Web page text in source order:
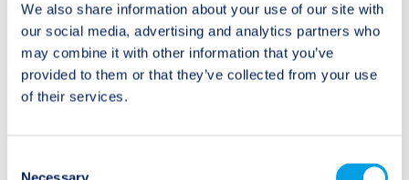
We also share information about your use of our site with
our social media, advertising and analytics partners who
may combine it with other information that you’ve
provided to them or that they’ve collected from your use
of their services.
Beitragsnavigation
Ältere Beiträge:
Twelve Multi-Asset
Ansatz – Video Teil 3
Neuere Beiträge:
Rückblick auf die